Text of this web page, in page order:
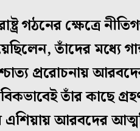
গঠনের ক্ষেত্রে
তাঁদের মধ্যে
প্ররোচনায়
তাঁর
আরবদের